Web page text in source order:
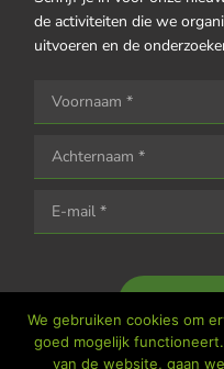
de activiteiten die we
uitvoeren en de
We gebruiken cookies om
goed mogelijk
van de website, gaan